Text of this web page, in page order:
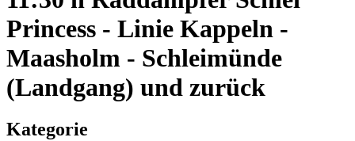
Princess - Linie Kappeln -
Maasholm - Schleimünde
(Landgang) und zurück
Kategorie